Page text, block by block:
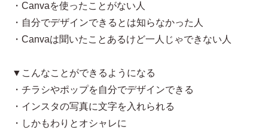
・Canvaを使ったことがない人
・自分でデザインできるとは知らなかった人
・Canvaは聞いたことあるけど一人じゃできない人
▼こんなことができるようになる
・チラシやポップを自分でデザインできる
・インスタの写真に文字を入れられる
・しかもわりとオシャレに